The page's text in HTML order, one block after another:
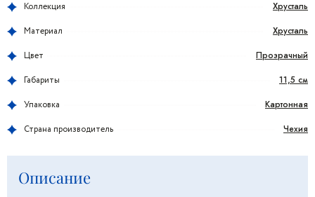
Коллекция Хрусталь
Материал Хрусталь
Цвет Прозрачный
Габариты 11,5 см
Упаковка Картонная
Страна производитель Чехия
Описание